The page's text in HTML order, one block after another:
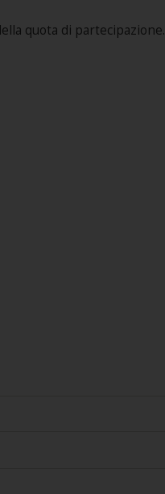
quota di partecipazione.